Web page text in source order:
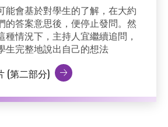
能會基於對學生的了解，在大約
的答案意思後，便停止發問。然
種情況下，主持人宜繼續追問，
生完整地說出自己的想法
(第二部分)